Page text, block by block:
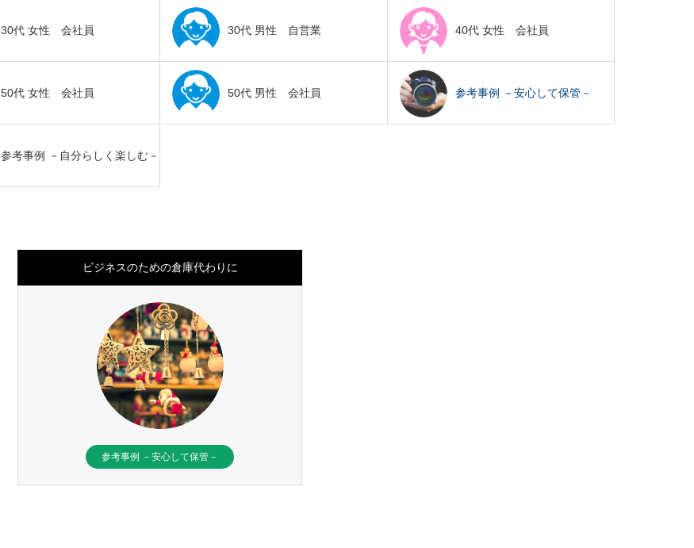
30代 女性 会社員 30代 男性 自営業 40代 女性 会社員
50代 女性 会社員 50代 男性 会社員 参考事例 －安心して保管－
参考事例 －自分らしく楽しむ－
ビジネスのための倉庫代わりに
参考事例 －安心して保管－